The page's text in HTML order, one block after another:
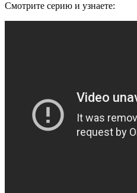
Смотрите серию и узнаете: